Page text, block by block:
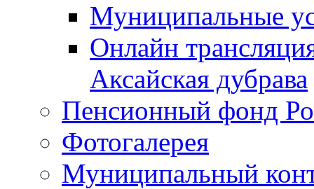
Муниципальные
Онлайн
Аксайская дубрава
Пенсионный фонд
Фотогалерея
Муниципальный